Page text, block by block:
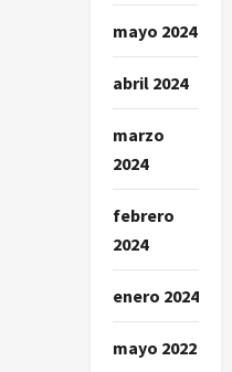
mayo 2024
abril 2024
marzo
2024
febrero
2024
enero 2024
mayo 2022